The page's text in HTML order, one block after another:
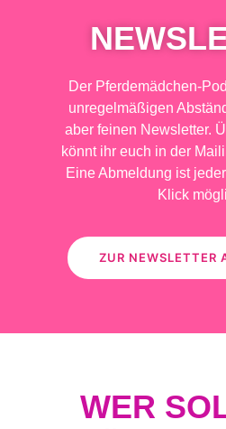
Der Pferdemädchen-
unregelmäßigen
aber feinen Newsletter.
könnt ihr euch in der
Eine Abmeldung ist
Klick
ZUR NEWSLETTER
WER